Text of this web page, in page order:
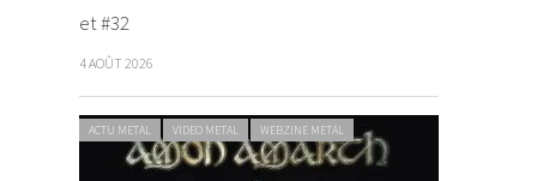
et #32
4 AOÛT 2026
ACTU METAL VIDEO METAL WEBZINE METAL